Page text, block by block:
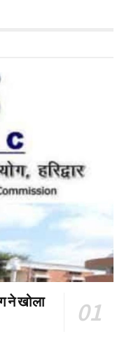
ने खोला